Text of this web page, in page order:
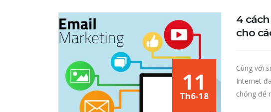
11
Th6-18
4
cho
Cùng với
Internet
chóng để